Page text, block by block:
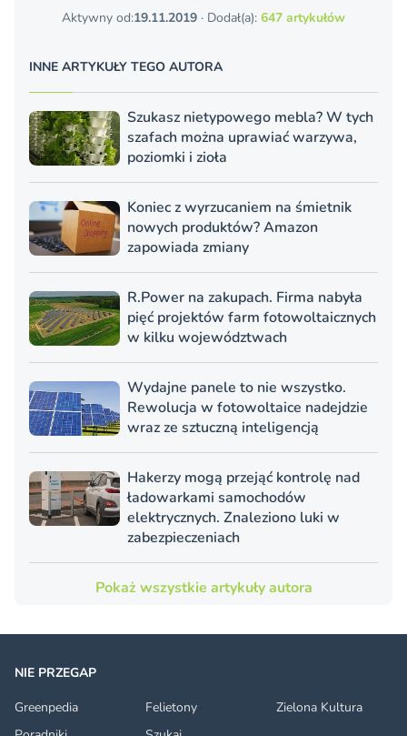
Aktywny od:19.11.2019 · Dodał(a): 647 artykułów
INNE ARTYKUŁY TEGO AUTORA
Szukasz nietypowego mebla? W tych
szafach można uprawiać warzywa,
poziomki i zioła
Koniec z wyrzucaniem na śmietnik
nowych produktów? Amazon
zapowiada zmiany
R.Power na zakupach. Firma nabyła
pięć projektów farm fotowoltaicznych
w kilku województwach
Wydajne panele to nie wszystko.
Rewolucja w fotowoltaice nadejdzie
wraz ze sztuczną inteligencją
Hakerzy mogą przejąć kontrolę nad
ładowarkami samochodów
elektrycznych. Znaleziono luki w
zabezpieczeniach
Pokaż wszystkie artykuły autora
NIE PRZEGAP
Greenpedia
Felietony
Zielona Kultura